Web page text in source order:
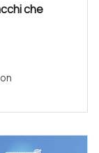
che